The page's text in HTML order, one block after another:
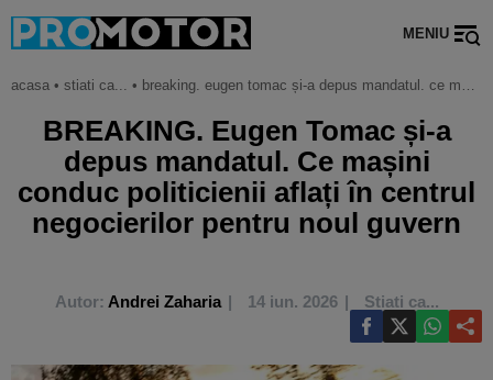
MENIU
acasa • stiati ca... • breaking. eugen tomac și-a depus mandatul. ce mașini conduc politicienii aflați în centrul negocierilor pentru noul guvern
BREAKING. Eugen Tomac și-a
depus mandatul. Ce mașini
conduc politicienii aflați în centrul
negocierilor pentru noul guvern
Autor: Andrei Zaharia 14 iun. 2026 Stiati ca...